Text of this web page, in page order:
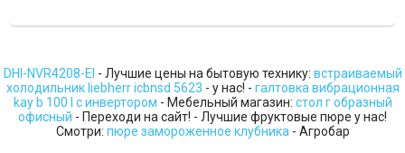
DHI-NVR4208-EI - Лучшие цены на бытовую технику: встраиваемый
холодильник liebherr icbnsd 5623 - у нас! - галтовка вибрационная
kay b 100 l с инвертором - Мебельный магазин: стол г образный
офисный - Переходи на сайт! - Лучшие фруктовые пюре у нас!
Смотри: пюре замороженное клубника - Агробар